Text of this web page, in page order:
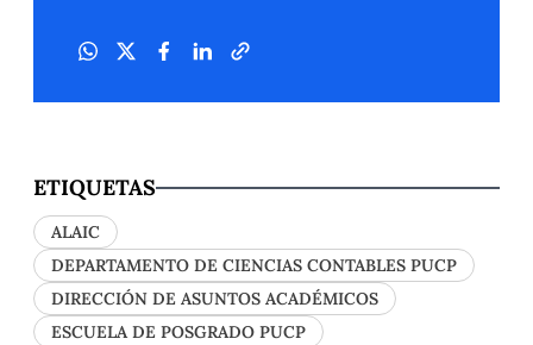
ETIQUETAS
ALAIC
DEPARTAMENTO DE CIENCIAS CONTABLES PUCP
DIRECCIÓN DE ASUNTOS ACADÉMICOS
ESCUELA DE POSGRADO PUCP